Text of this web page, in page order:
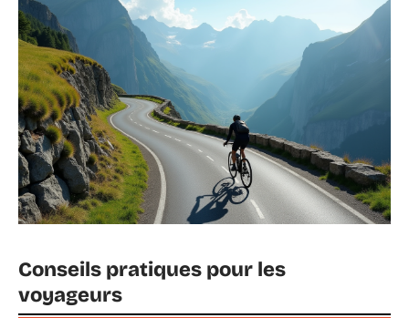
Conseils pratiques pour les
voyageurs